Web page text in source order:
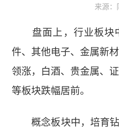
来源：
盘面上，行业板块
件、其他电子、金属新
领涨，白酒、贵金属、
等板块跌幅居前。
概念板块中，培育钻